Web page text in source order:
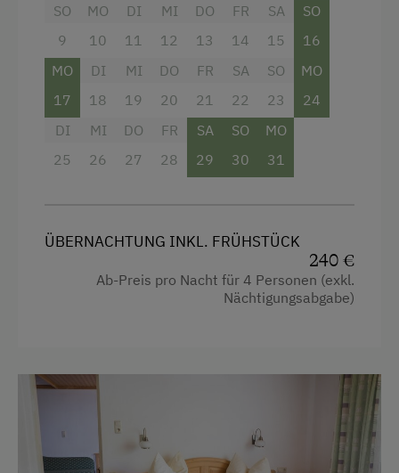
Dusche
Handtücher
Verbundene Zimmer
Haupthaus
Doppelbett (Kingsize)
SO
9
MO
10
DI
11
MI
12
DO
13
FR
14
SA
15
SO
16
MO
17
DI
18
MI
19
DO
20
FR
21
SA
22
SO
23
MO
24
DI
25
MI
26
DO
27
FR
28
SA
29
SO
30
MO
31
ÜBERNACHTUNG INKL. FRÜHSTÜCK
240 €
Ab-Preis pro Nacht für 4 Personen (exkl.
Nächtigungsabgabe)